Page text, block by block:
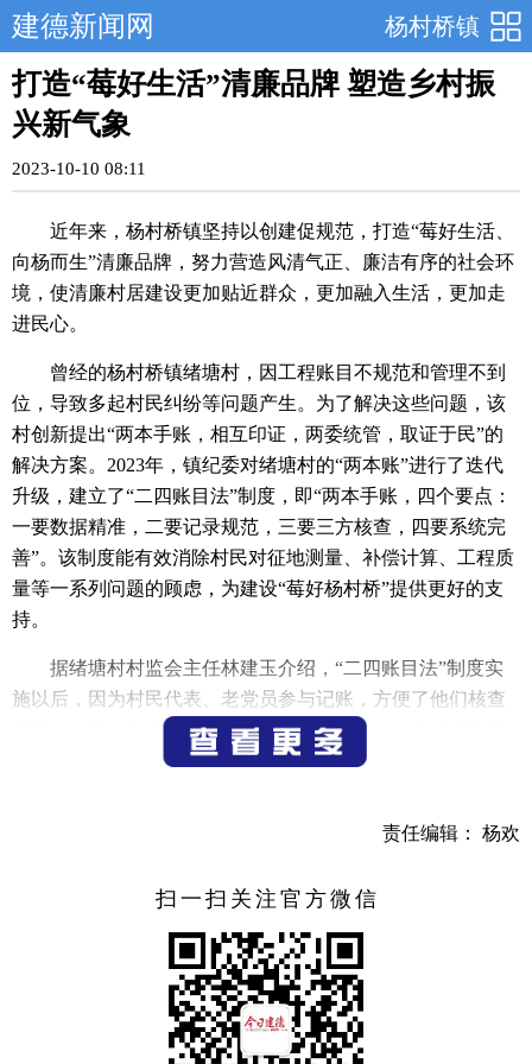
杨村桥镇
建德新闻网
打造“莓好生活”清廉品牌 塑造乡村振
兴新气象
2023-10-10 08:11
近年来，杨村桥镇坚持以创建促规范，打造“莓好生活、
向杨而生”清廉品牌，努力营造风清气正、廉洁有序的社会环
境，使清廉村居建设更加贴近群众，更加融入生活，更加走
进民心。
曾经的杨村桥镇绪塘村，因工程账目不规范和管理不到
位，导致多起村民纠纷等问题产生。为了解决这些问题，该
村创新提出“两本手账，相互印证，两委统管，取证于民”的
解决方案。2023年，镇纪委对绪塘村的“两本账”进行了迭代
升级，建立了“二四账目法”制度，即“两本手账，四个要点：
一要数据精准，二要记录规范，三要三方核查，四要系统完
善”。该制度能有效消除村民对征地测量、补偿计算、工程质
量等一系列问题的顾虑，为建设“莓好杨村桥”提供更好的支
持。
据绪塘村村监会主任林建玉介绍，“二四账目法”制度实
施以后，因为村民代表、老党员参与记账，方便了他们核查
村里的账目，也方便村干部记录核对。此举一方面能够取得
老百姓的信任，另一方面有利于村干部开展工作。
的示范品牌，如黄盛村“三清管家”制度、岭源村“我们的户主
践，依托“清廉乡村智慧管家”建设的契机，岭源村迎来了户
主会的第三次变革——“指尖上的户主会”。通过“清廉乡村智
慧管家”平台，手机扫一扫，村情就能全知道。
“村民可以通过手机端扫描清廉建德二维码，了解村里的
任何情况，比如工程、付款、财务等等都在这个‘指尖上的户
责任编辑： 杨欢
扫一扫关注官方微信